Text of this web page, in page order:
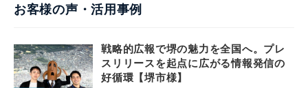
お客様の声・活用事例
戦略的広報で堺の魅力を全国へ。プレ
スリリースを起点に広がる情報発信の
好循環【堺市様】